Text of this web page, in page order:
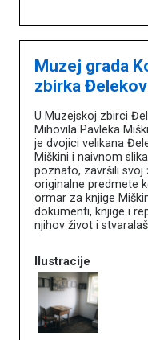
Muzej grada
zbirka
U Muzejskoj zbirci
Mihovila Pavleka
je dvojici velikana
Miškini i naivnom
poznato, završili svoj
originalne predmete
ormar za knjige
dokumenti, knjige i
njihov život i
Ilustracije